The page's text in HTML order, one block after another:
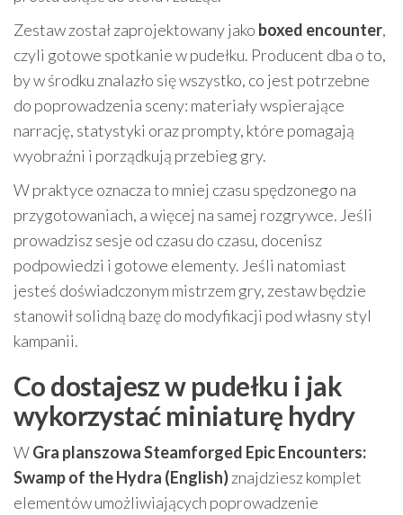
Zestaw został zaprojektowany jako boxed encounter,
czyli gotowe spotkanie w pudełku. Producent dba o to,
by w środku znalazło się wszystko, co jest potrzebne
do poprowadzenia sceny: materiały wspierające
narrację, statystyki oraz prompty, które pomagają
wyobraźni i porządkują przebieg gry.
W praktyce oznacza to mniej czasu spędzonego na
przygotowaniach, a więcej na samej rozgrywce. Jeśli
prowadzisz sesje od czasu do czasu, docenisz
podpowiedzi i gotowe elementy. Jeśli natomiast
jesteś doświadczonym mistrzem gry, zestaw będzie
stanowił solidną bazę do modyfikacji pod własny styl
kampanii.
Co dostajesz w pudełku i jak
wykorzystać miniaturę hydry
WGra planszowa Steamforged Epic Encounters:
Swamp of the Hydra (English)znajdziesz komplet
elementów umożliwiających poprowadzenie